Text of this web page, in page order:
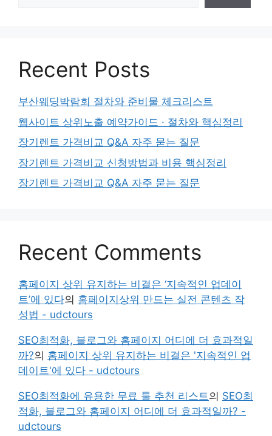
Recent Posts
부산웨딩박람회 절차와 준비물 체크리스트
웹사이트 상위노출 예약가이드 · 절차와 핵심정리
장기렌트 가격비교 Q&A 자주 묻는 질문
장기렌트 가격비교 신청방법과 비용 핵심정리
장기렌트 가격비교 Q&A 자주 묻는 질문
Recent Comments
홈페이지 상위 유지하는 비결은 ‘지속적인 업데이
트’에 있다의 홈페이지상위 만드는 실전 콘텐츠 작
성법 - udctours
SEO최적화, 블로그와 홈페이지 어디에 더 효과적일
까?의 홈페이지 상위 유지하는 비결은 '지속적인 업
데이트'에 있다 - udctours
SEO최적화에 유용한 무료 툴 추천 리스트의 SEO최
적화, 블로그와 홈페이지 어디에 더 효과적일까? -
udctours